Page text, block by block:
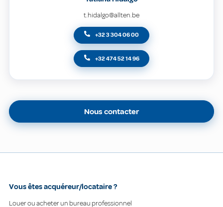
t.hidalgo@allten.be
+32 3 304 06 00
+32 474 52 14 96
Nous contacter
Vous êtes acquéreur/locataire ?
Louer ou acheter un bureau professionnel